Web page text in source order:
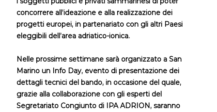
concorrere all’ideazione e alla realizzazione dei
progetti europei, in partenariato con gli altri Paesi
eleggibili dell’area adriatico-ionica.
Nelle prossime settimane sarà organizzato a San
Marino un Info Day, evento di presentazione dei
dettagli tecnici del bando, in occasione del quale,
grazie alla collaborazione con gli esperti del
Segretariato Congiunto di IPA ADRION, saranno